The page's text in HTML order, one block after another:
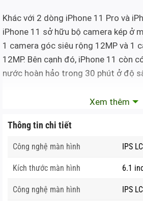
Khác với 2 dòng iPhone 11 Pro và
iPhone 11 sở hữu bộ camera kép ở
1 camera góc siêu rộng 12MP và 1
12MP. Bên cạnh đó, iPhone 11 còn
nước hoàn hảo trong 30 phút ở độ
Xem thêm
Thông tin chi tiết
Công nghệ màn hình IPS
Kích thước màn hình 6.1
Công nghệ màn hình IPS